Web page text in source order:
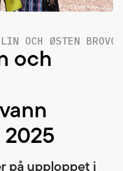
OCH ØSTEN
och
på upploppet i